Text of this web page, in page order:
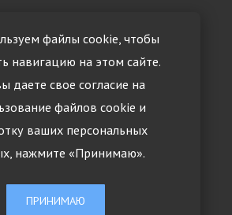
файлы cookie, чтобы
навигацию на этом сайте.
даете свое согласие на
файлов cookie и
ваших персональных
нажмите «Принимаю».
ПРИНИМАЮ